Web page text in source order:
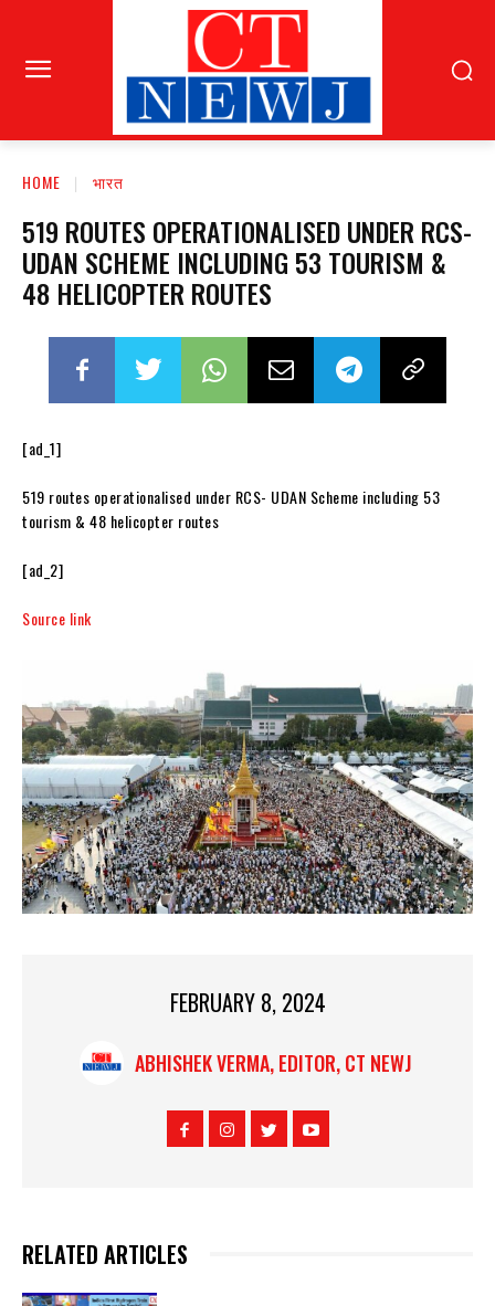
HOME भारत
519 ROUTES OPERATIONALISED UNDER RCS-
UDAN SCHEME INCLUDING 53 TOURISM &
48 HELICOPTER ROUTES
[ad_1]
519 routes operationalised under RCS- UDAN Scheme including 53
tourism & 48 helicopter routes
[ad_2]
Source link
FEBRUARY 8, 2024
ABHISHEK VERMA, EDITOR, CT NEWJ
RELATED ARTICLES